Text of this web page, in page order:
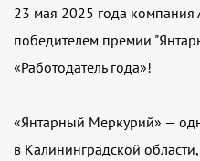
23 мая 2025 года компания
победителем премии
«Работодатель года»!
«Янтарный Меркурий» —
в Калининградской